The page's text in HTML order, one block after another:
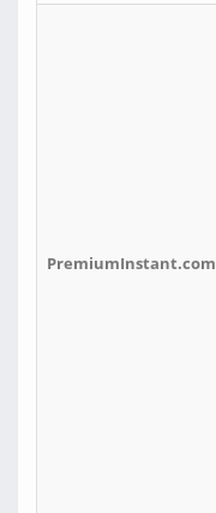
PremiumInstant.com